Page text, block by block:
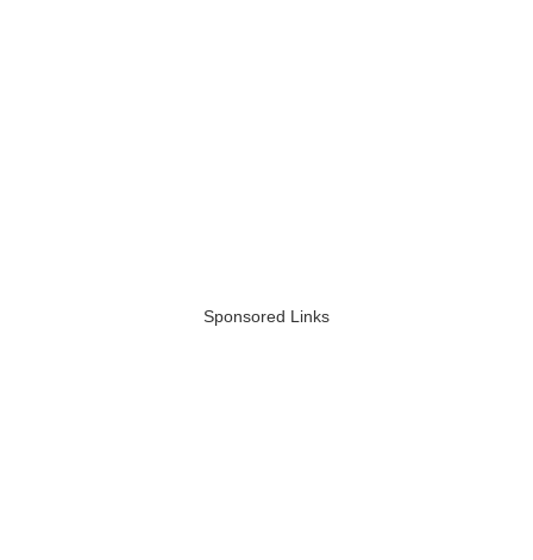
Sponsored Links